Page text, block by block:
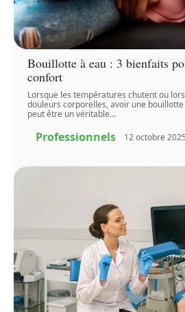
Bouillotte à eau : 3 bienfaits
confort
Lorsque les températures chutent ou
douleurs corporelles, avoir une
peut être un véritable…
Professionnels 12 octobre 2025